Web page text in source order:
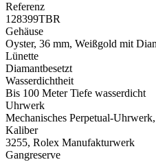
Referenz
128399TBR
Gehäuse
Oyster, 36 mm, Weißgold mit
Lünette
Diamantbesetzt
Wasserdichtheit
Bis 100 Meter Tiefe wasserdicht
Uhrwerk
Mechanisches Perpetual-
Kaliber
3255, Rolex Manufakturwerk
Gangreserve